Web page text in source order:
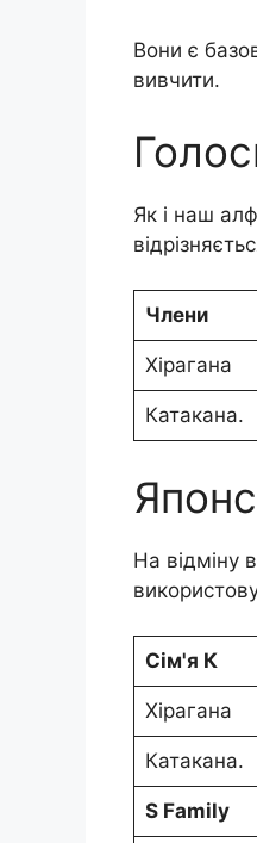
Вони є
вивчити.
Як і наш
Члени
Хірагана
Катакана.
На відміну
Сім'я К
Хірагана
Катакана.
S Family